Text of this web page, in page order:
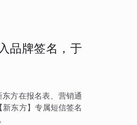
品牌签名，于
方在报名表、营销通
东方】专属短信签名